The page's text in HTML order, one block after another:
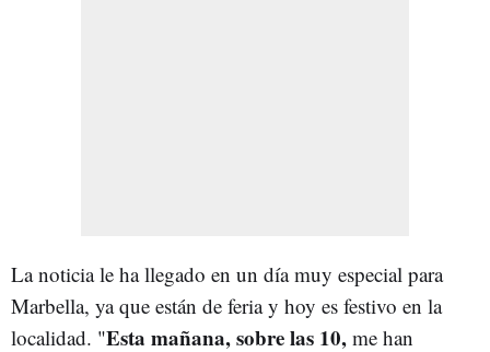
La noticia le ha llegado en un día muy especial para
Marbella, ya que están de feria y hoy es festivo en la
localidad. "Esta mañana, sobre las 10, me han